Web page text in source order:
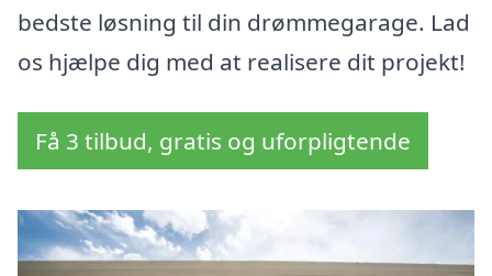
bedste løsning til din drømmegarage. Lad
os hjælpe dig med at realisere dit projekt!
Få 3 tilbud, gratis og uforpligtende